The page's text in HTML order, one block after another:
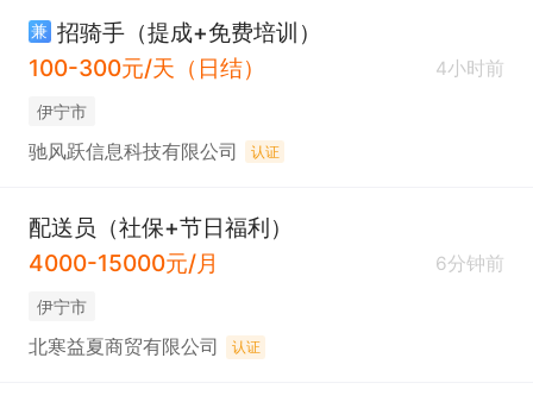
兼 招骑手（提成+免费培训）
100-300元/天（日结）
4小时前
伊宁市
驰风跃信息科技有限公司 认证
配送员（社保+节日福利）
4000-15000元/月
6分钟前
伊宁市
北寒益夏商贸有限公司 认证